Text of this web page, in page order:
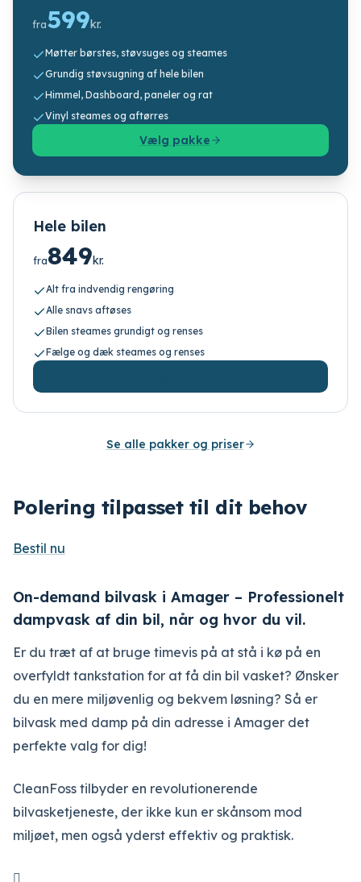
fra599kr.
Møtter børstes, støvsuges og steames
Grundig støvsugning af hele bilen
Himmel, Dashboard, paneler og rat
Vinyl steames og aftørres
Vælg pakke
Hele bilen
fra849kr.
Alt fra indvendig rengøring
Alle snavs aftøses
Bilen steames grundigt og renses
Fælge og dæk steames og renses
Se alle pakker og priser
Polering tilpasset til dit behov
Bestil nu
On-demand bilvask i Amager – Professionelt
dampvask af din bil, når og hvor du vil.
Er du træt af at bruge timevis på at stå i kø på en
overfyldt tankstation for at få din bil vasket? Ønsker
du en mere miljøvenlig og bekvem løsning? Så er
bilvask med damp på din adresse i Amager det
perfekte valg for dig!
CleanFoss tilbyder en revolutionerende
bilvasketjeneste, der ikke kun er skånsom mod
miljøet, men også yderst effektiv og praktisk.
